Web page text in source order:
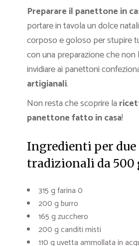
Preparare il panettone in
portare in tavola un dolce
corposo e goloso per stupire
con una preparazione che non
invidiare ai panettoni
artigianali.
Non resta che scoprire la
panettone fatto in casa!
Ingredienti per
tradizionali da 500
315 g farina 0
200 g burro
165 g zucchero
200 g canditi misti
110 g uvetta ammollata in